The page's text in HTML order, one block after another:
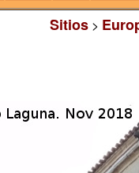
Sitios >